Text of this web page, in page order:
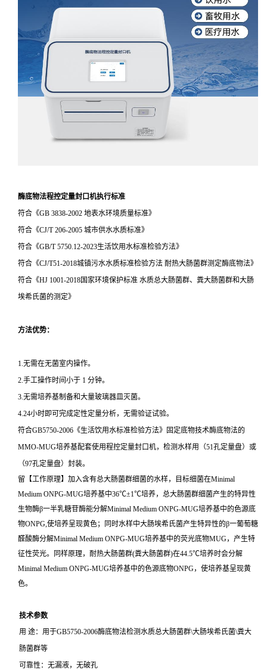
酶底物法程控定量封口机执行标准
符合《GB 3838-2002 地表水环境质量标准》
符合《CJ/T 206-2005 城市供水水质标准》
符合《GB/T 5750.12-2023生活饮用水标准检验方法》
符合《CJ/T51-2018城镇污水水质标准检验方法 耐热大肠菌群测定酶底物法》
符合《HJ 1001-2018国家环境保护标准 水质总大肠菌群、粪大肠菌群和大肠
埃希氏菌的测定》
方法优势：
1.无需在无菌室内操作。
2.手工操作时间小于 1 分钟。
3.无需培养基制备和大量玻璃器皿灭菌。
4.24小时即可完成定性定量分析，无需验证试验。
符合GB5750-2006《生活饮用水标准检验方法》固定底物技术酶底物法的
MMO-MUG培养基配套使用程控定量封口机，检测水样用（51孔定量盘）或
（97孔定量盘）封装。
留【工作原理】加入含有总大肠菌群细菌的水样，目标细菌在Minimal
Medium ONPG-MUG培养基中36℃±1℃培养，总大肠菌群细菌产生的特异性
生物酶β一半乳糖苷酶能分解Minimal Medium ONPG-MUG培养基中的色源底
物ONPG,使培养呈现黄色；同时水样中大肠埃希氏菌产生特异性的β一葡萄糖
醛酸酶分解Minimal Medium ONPG-MUG培养基中的荧光底物MUG，产生特
征性荧光。同样原理，耐热大肠菌群(粪大肠菌群)在44.5℃培养时会分解
Minimal Medium ONPG-MUG培养基中的色源底物ONPG，使培养基呈现黄
色。
技术参数
用 途：用于GB5750-2006酶底物法检测水质总大肠菌群\大肠埃希氏菌\粪大
肠菌群等
可靠性：无漏液，无破孔